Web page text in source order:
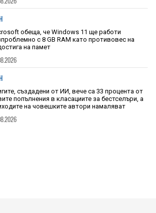
обеща, че Windows 11 ще работи
с 8 GB RAM като противовес на
на памет
създадени от ИИ, вече са 33 процента от
попълнения в класациите за бестселъри, а
на човешките автори намаляват